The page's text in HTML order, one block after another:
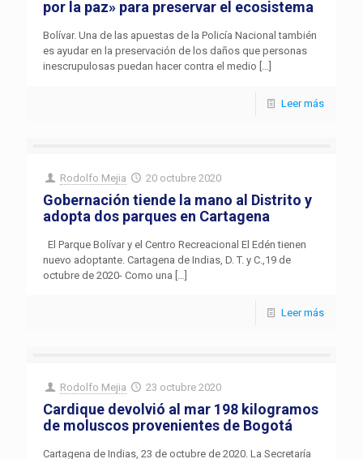
por la paz» para preservar el ecosistema
Bolívar. Una de las apuestas de la Policía Nacional también
es ayudar en la preservación de los daños que personas
inescrupulosas puedan hacer contra el medio […]
Leer más
Rodolfo Mejia 20 octubre 2020
Gobernación tiende la mano al Distrito y
adopta dos parques en Cartagena
El Parque Bolívar y el Centro Recreacional El Edén tienen
nuevo adoptante. Cartagena de Indias, D. T. y C.,19 de
octubre de 2020- Como una […]
Leer más
Rodolfo Mejia 23 octubre 2020
Cardique devolvió al mar 198 kilogramos
de moluscos provenientes de Bogotá
Cartagena de Indias, 23 de octubre de 2020. La Secretaría